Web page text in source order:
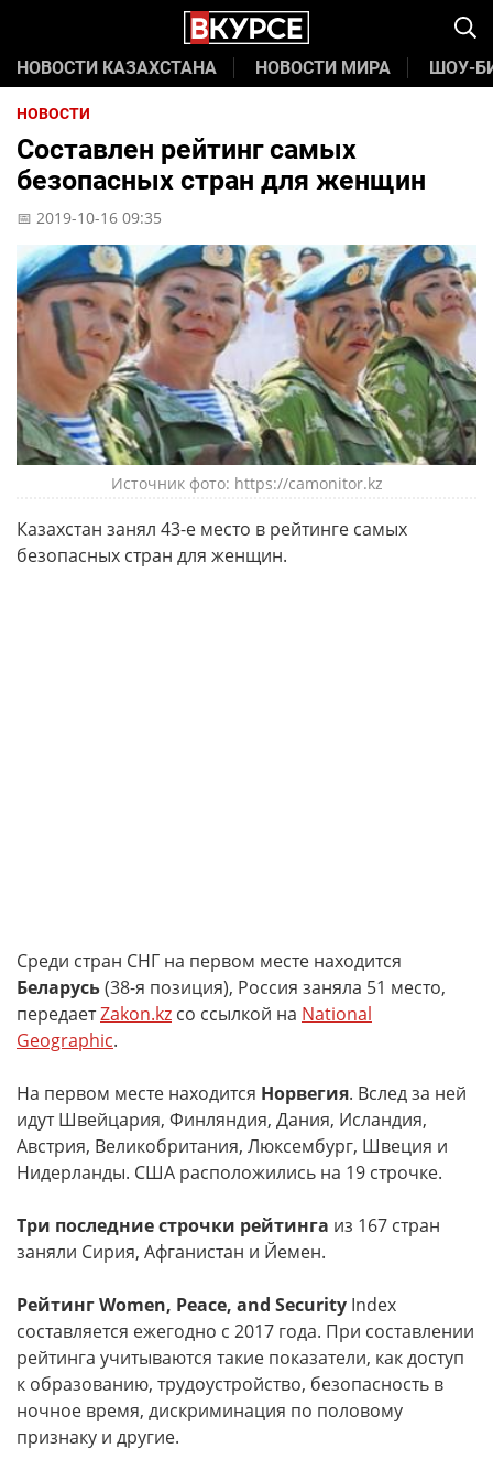
НОВОСТИ КАЗАХСТАНА НОВОСТИ МИРА ШОУ-
НОВОСТИ
Составлен рейтинг самых
безопасных стран для женщин
📅 2019-10-16 09:35
Источник фото: https://camonitor.kz
Казахстан занял 43-е место в рейтинге самых
безопасных стран для женщин.
Среди стран СНГ на первом месте находится
Беларусь(38-я позиция), Россия заняла 51 место,
передаетZakon.kz со ссылкой на National
Geographic.
На первом месте находится Норвегия. Вслед за ней
идут Швейцария, Финляндия, Дания, Исландия,
Австрия, Великобритания, Люксембург, Швеция и
Нидерланды. США расположились на 19 строчке.
Три последние строчки рейтинга из 167 стран
заняли Сирия, Афганистан и Йемен.
Рейтинг Women, Peace, and Security Index
составляется ежегодно с 2017 года. При составлении
рейтинга учитываются такие показатели, как доступ
к образованию, трудоустройство, безопасность в
ночное время, дискриминация по половому
признаку и другие.